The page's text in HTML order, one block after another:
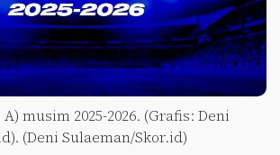
musim 2025-2026. (Grafis: Deni
(Deni Sulaeman/Skor.id)